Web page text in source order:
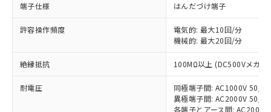
端子仕様 はんだづけ端子
許容操作頻度
電気的: 最大10回/分
機械的: 最大20回/分
絶縁抵抗 100MΩ以上 (DC500Vメガ)
耐電圧
同極端子間: AC1000V 50/
異極端子間: AC2000V 50/
各端子とアース間:
ご利用条件
以下の条件をお読みいただき、同意のうえ
対応済み：EU RoHS指令（10物質）の
非含有に対応した製品が提供可能な商品で
有に対応した製品に切り替える予定のある
対応予定なし：EU RoHS指令（10物質）の
非含有に非対応の商品で、対応品を出す予